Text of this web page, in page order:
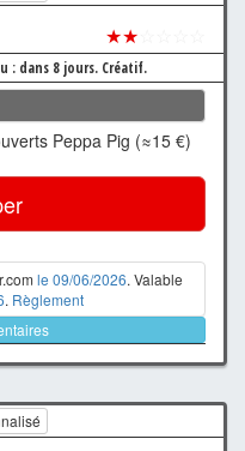
★★
: dans 8 jours. Créatif.
Peppa Pig (≈15 €)
le 09/06/2026. Valable
. Règlement